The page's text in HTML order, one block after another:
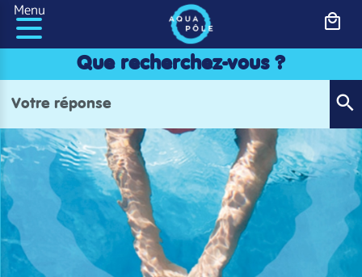
Panneau de gestion des cookies
Menu
Que recherchez-vous ?